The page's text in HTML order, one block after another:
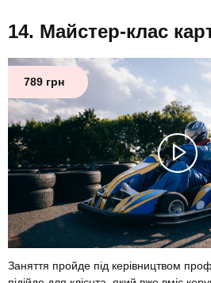
Майстер-клас
789 грн
Заняття пройде під керівництвом